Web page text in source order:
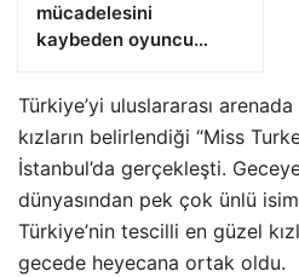
mücadelesini
kaybeden oyuncu
yolculuğuna uğurlandı
Türkiye’yi uluslararası
kızların belirlendiği “Miss
İstanbul’da gerçekleşti.
dünyasından pek çok ünlü isim
Türkiye’nin tescilli en güzel
gecede heyecana ortak oldu.